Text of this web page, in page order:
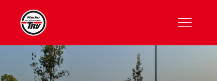
content